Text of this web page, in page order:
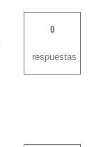
0
respuestas